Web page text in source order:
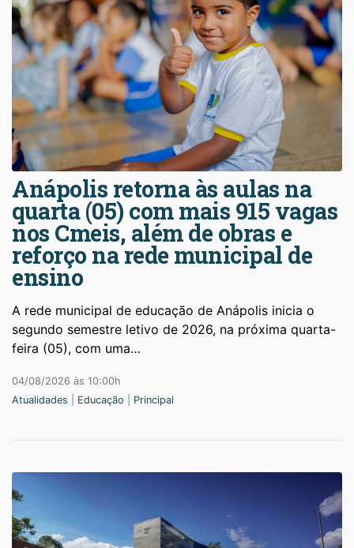
Anápolis retorna às aulas na
quarta (05) com mais 915 vagas
nos Cmeis, além de obras e
reforço na rede municipal de
ensino
A rede municipal de educação de Anápolis inicia o
segundo semestre letivo de 2026, na próxima quarta-
feira (05), com uma…
04/08/2026 às 10:00h
Atualidades
Educação Principal